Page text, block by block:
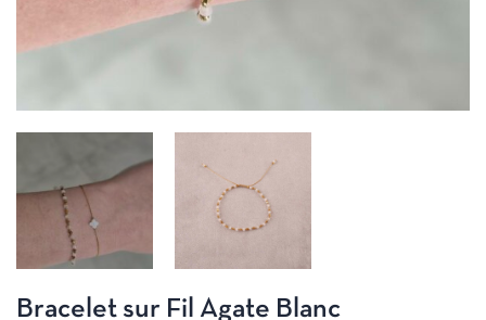
Bracelet sur Fil Agate Blanc